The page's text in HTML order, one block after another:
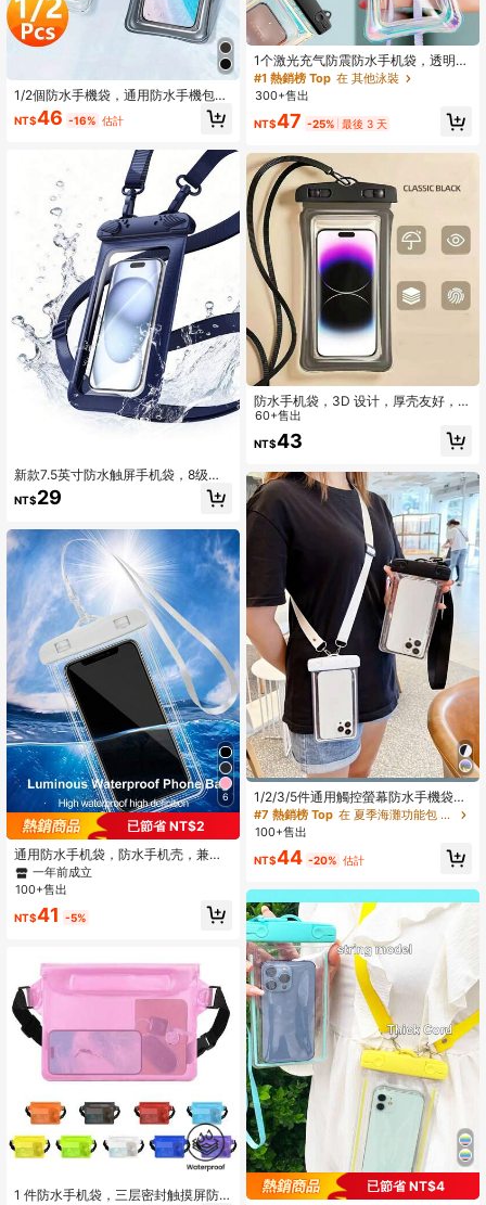
1/2個防水手機袋，通用防水手機包，
氣囊防水手機殼，游泳水下防水手機
套，海灘手機防水袋，適用於智慧型
影手機殼，手機防水袋，手機袋海灘
手機袋，適用於游泳夏季島嶼度假海
灘，男女通用
NT$46 -16% 估計
新款7.5英寸防水触屏手机袋，8级防
水，适用于游泳和潜水，便携式防水
手机包，适合各种水上活动，大容量
和冲浪，密封手机袋，户外收纳袋，
透明保护套
NT$29
6
已節省 NT$2
通用防水手机袋，防水手机壳，兼容
14/13/12/11 Pro Max/XS Plus，兼容
三星 Galaxy S22/S23 手机（最大 7.
0 英寸），3D 防水手机干袋
一年前成立
100+售出
NT$41 -5%
1 件防水手机袋，三层密封触摸屏防
1个激光充气防震防水手机袋，透明防
水手机袋，带挂绳，适用于游泳、户
外活动、漂流，兼容触摸屏，沙滩必
备，沙滩配件，泳池漂浮物，泳池充
气袋
#1 熱銷榜 Top 在 其他泳裝
300+售出
NT$47 -25% 最後 3 天
防水手机袋，3D 设计，厚壳友好，透
明塑料干燥袋，适用于 8 英寸智能手
机，配有颈带，适合海滩、巡航和旅
行、父亲节、母亲节、圣诞节、感恩
壳、海滩必需品、海滩配件、泳池浮
板
60+售出
NT$43
1/2/3/5件通用觸控螢幕防水手機袋，
螢光發光游泳潛水手機殼，可用作觸
控螢幕游泳潛水手機殼，也可作為水
下相機手機殼，便攜旅行手機包，附
可調節掛繩，PVC材質，無需電池，
#7 熱銷榜 Top
在 夏季海灘功能包 行李箱&旅行包&旅行配件和用品&旅行存儲&運動包&收納袋&數碼袋&午餐袋&工具包
100+售出
NT$44 -20% 估計
已節省 NT$4
#1 高評價 在 手機防水袋
一年前成立